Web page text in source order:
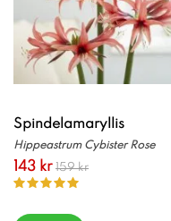
Spindelamaryllis
Hippeastrum Cybister Rose
143 kr 159 kr